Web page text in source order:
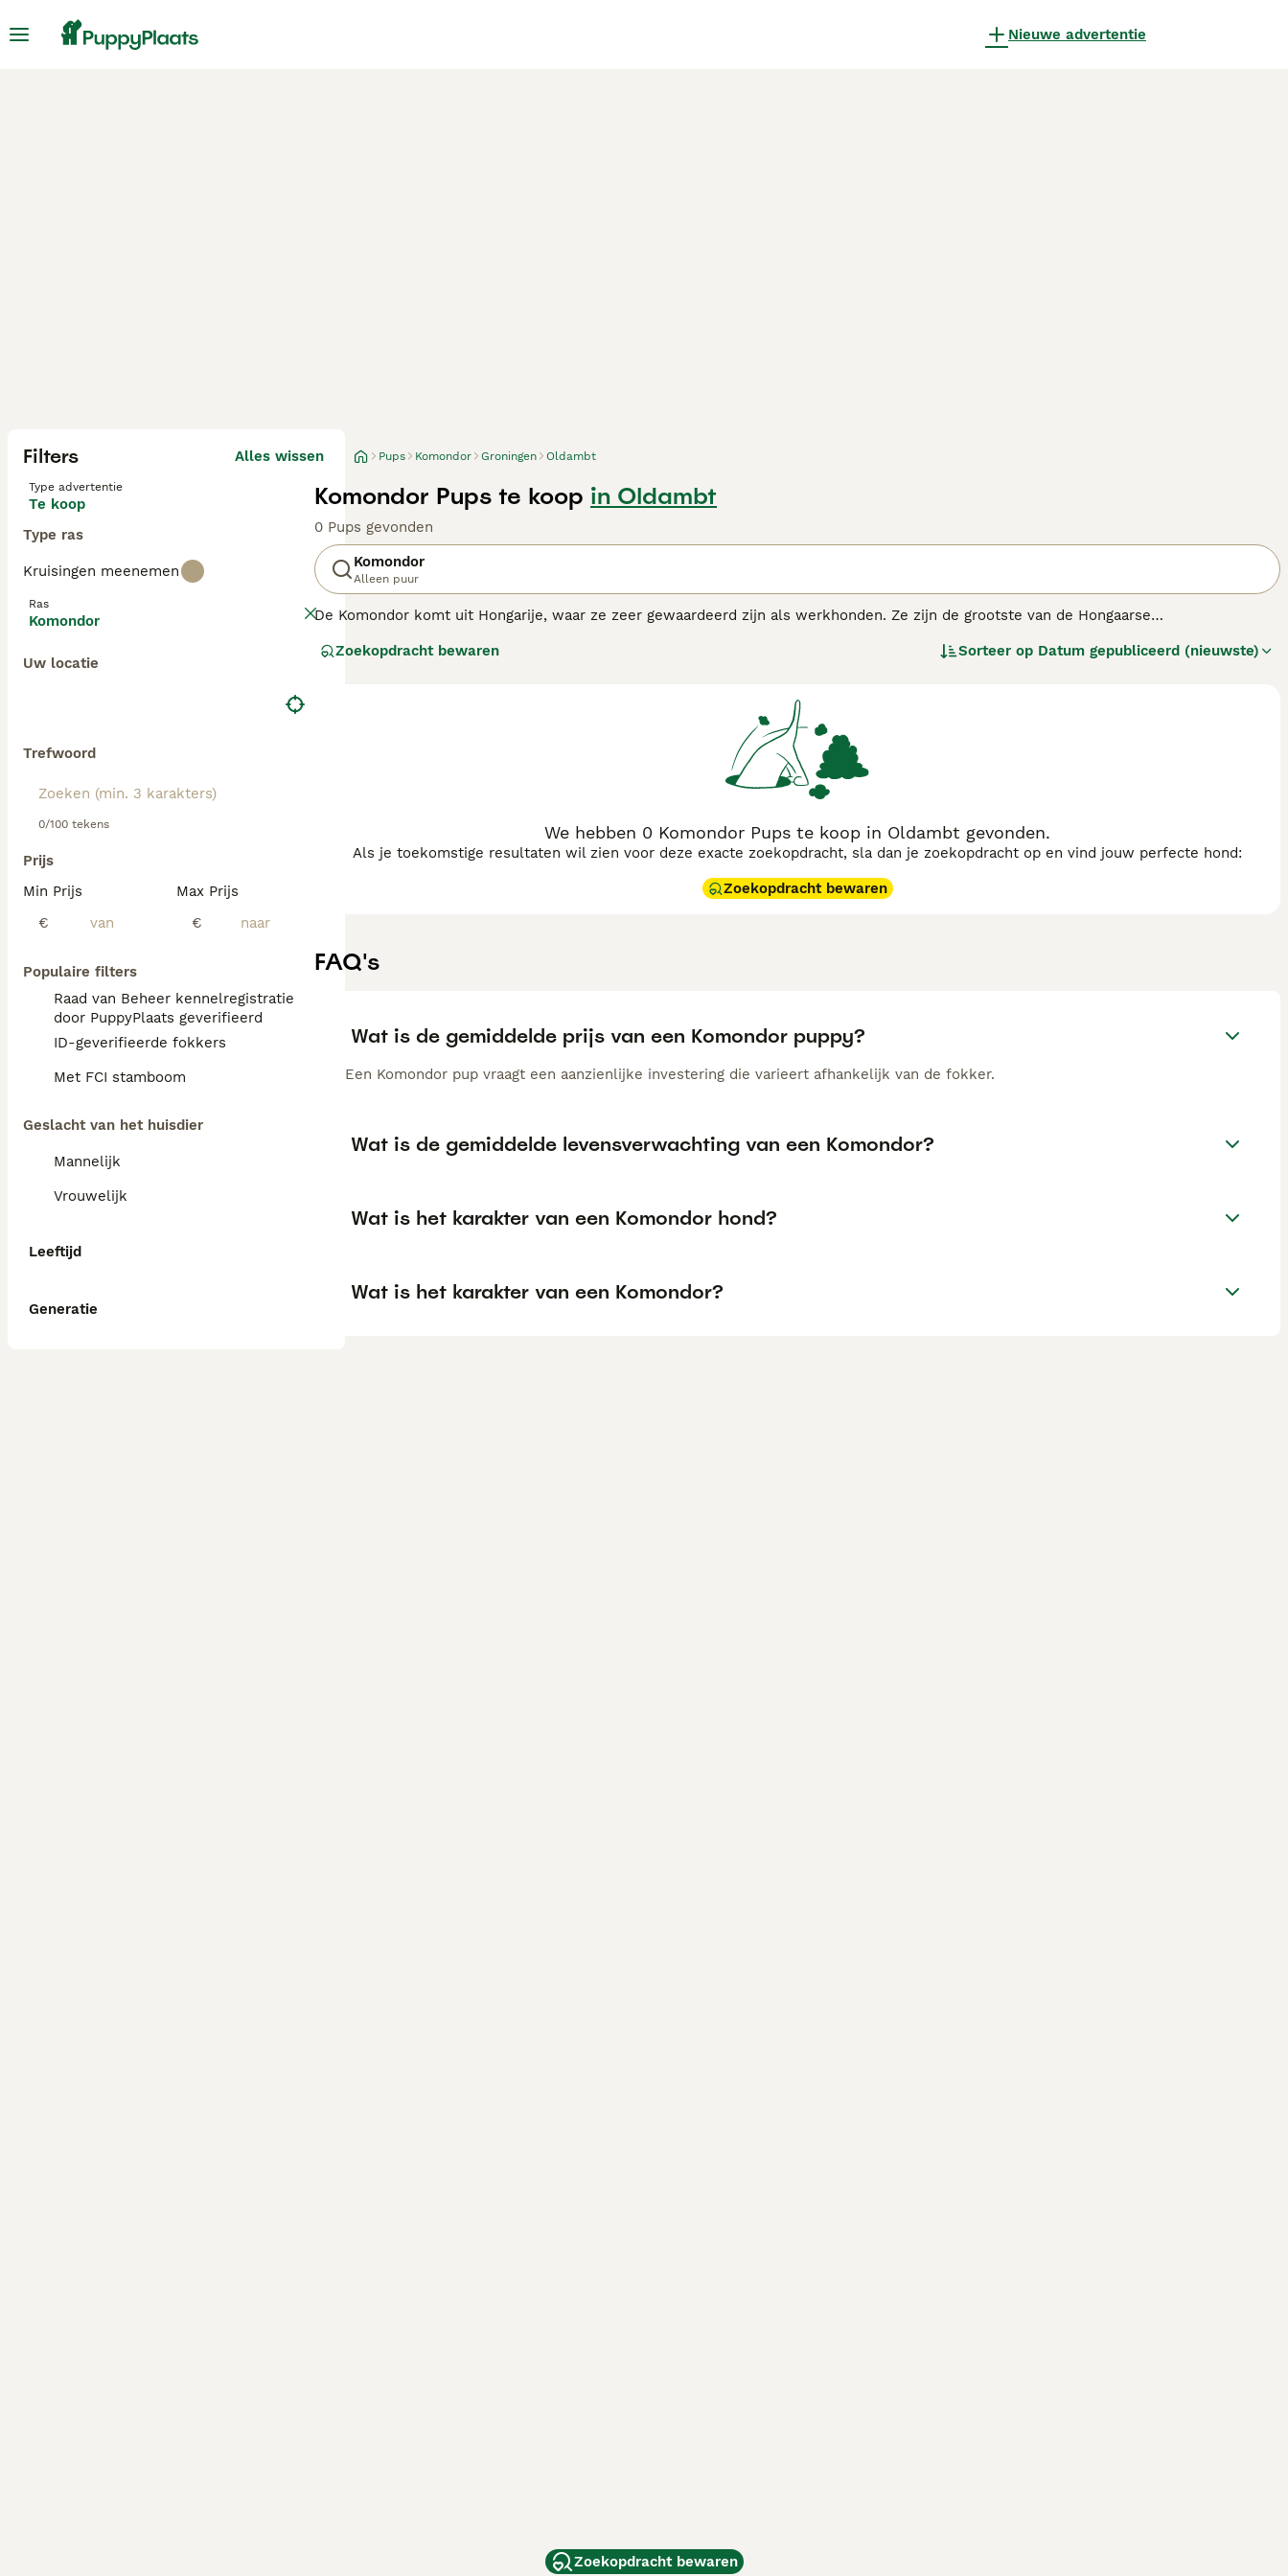
Nieuwe advertentie
Filters Alles wissen
Type advertentie
Te koop
Type ras
Kruisingen meenemen
Ras
Komondor
Uw locatie
Trefwoord
0/100 tekens
Prijs
Min Prijs
€
Max Prijs
€
Populaire filters
Raad van Beheer kennelregistratie
door PuppyPlaats geverifieerd
ID-geverifieerde fokkers
Met FCI stamboom
Geslacht van het huisdier
Mannelijk
Vrouwelijk
Leeftijd
Generatie
Pups Komondor Groningen Oldambt
Komondor Pups te koop in Oldambt
0 Pups gevonden
Komondor
Alleen puur
De Komondor komt uit Hongarije, waar ze zeer gewaardeerd zijn als werkhonden. Ze zijn de grootste van de Hongaarse
leiden en een alerte, loyale en moedige hond aan hun zijde willen hebben. Het zijn geweldige waakhonden en gedijen goed in een
voor informatie over dit hondenras.
Zoekopdracht bewaren Sorteer op Datum gepubliceerd (nieuwste)
We hebben 0 Komondor Pups te koop in Oldambt gevonden.
Als je toekomstige resultaten wil zien voor deze exacte zoekopdracht, sla dan je zoekopdracht op en vind jouw perfecte hond:
Zoekopdracht bewaren
FAQ's
Wat is de gemiddelde prijs van een Komondor puppy?
Een Komondor pup vraagt een aanzienlijke investering die varieert afhankelijk van de fokker.
Wat is de gemiddelde levensverwachting van een Komondor?
Wat is het karakter van een Komondor hond?
Wat is het karakter van een Komondor?
Zoekopdracht bewaren